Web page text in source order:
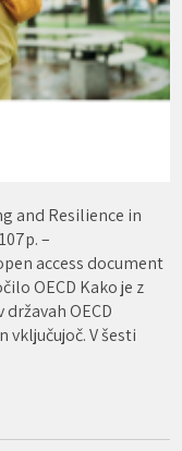
and Resilience in
–
access document
OECD Kako je z
OECD
V šesti